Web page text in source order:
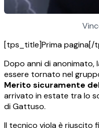
[tps_title]Prima pagina[/
Dopo anni di anonimato,
essere tornato nel
Merito sicuramente
arrivato in estate tra lo
di Gattuso.
Il tecnico viola è riuscito